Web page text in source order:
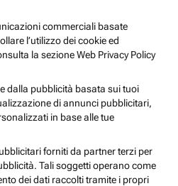
commerciali basate
l’utilizzo dei cookie ed
la sezione Web Privacy Policy
dalla pubblicità basata sui tuoi
di annunci pubblicitari,
in base alle tue
forniti da partner terzi per
Tali soggetti operano come
dei dati raccolti tramite i propri